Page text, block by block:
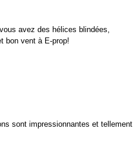
avez des hélices blindées,
bon vent à E-prop!
sont impressionnantes et tellement